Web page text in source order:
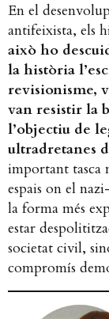
En el
antifeixista, els
això ho
la història
revisionisme,
van resistir la
l’objectiu de
ultradretanes
important tasca
espais on el
la forma més
estar
societat civil,
compromís